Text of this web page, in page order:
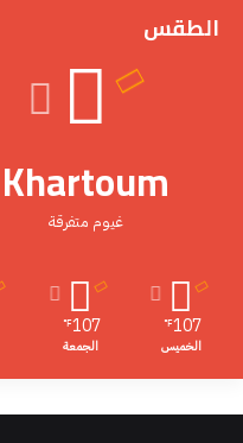
الطقس
Khartoum
غيوم متفرقة
107
℉
الخميس
107
℉
الجمعة